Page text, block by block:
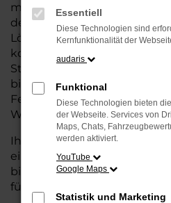
modernen Technik, seinem
dem stilvollen Design ist der
Lösung für jeden, der ein
komfortables Fahrzeug
Stadtverkehr oder längere
bietet Ihnen höchsten
Features und eine
Wirtschaftlichkeit.
Ihr CUPRA Autohaus in
einer breiten Auswahl an
bietet Ihnen umfassende
für Sie passende Fahrzeug
Essentiell
Diese Technologien sind
Kernfunktionalität der
audaris
Funktional
Diese Technologien bieten
der Webseite. Services von
Maps, Chats,
werden aktiviert.
YouTube
Google Maps
Statistik und Marketing